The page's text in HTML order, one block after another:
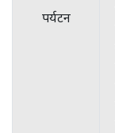
पर्यटन